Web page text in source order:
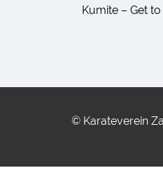
Kumite – Get
© Karateverein